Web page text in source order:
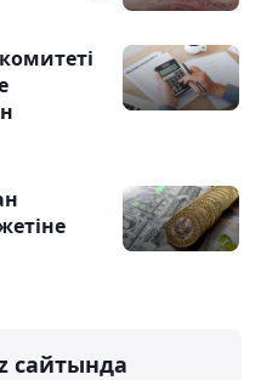
сайтында